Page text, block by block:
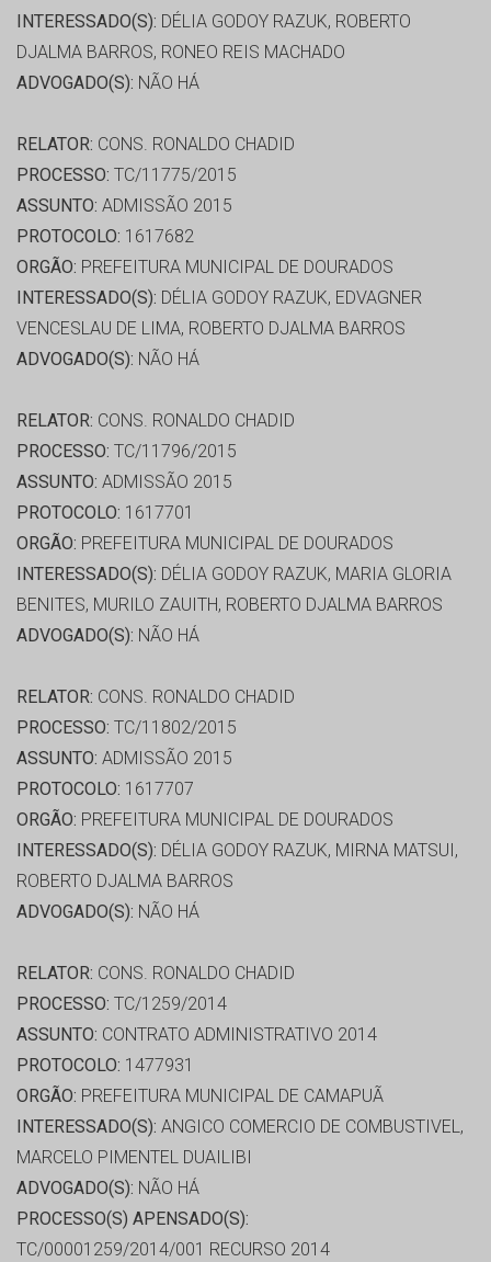
INTERESSADO(S): DÉLIA GODOY RAZUK, ROBERTO
DJALMA BARROS, RONEO REIS MACHADO
ADVOGADO(S): NÃO HÁ
RELATOR: CONS. RONALDO CHADID
PROCESSO: TC/11775/2015
ASSUNTO: ADMISSÃO 2015
PROTOCOLO: 1617682
ORGÃO: PREFEITURA MUNICIPAL DE DOURADOS
INTERESSADO(S): DÉLIA GODOY RAZUK, EDVAGNER
VENCESLAU DE LIMA, ROBERTO DJALMA BARROS
ADVOGADO(S): NÃO HÁ
RELATOR: CONS. RONALDO CHADID
PROCESSO: TC/11796/2015
ASSUNTO: ADMISSÃO 2015
PROTOCOLO: 1617701
ORGÃO: PREFEITURA MUNICIPAL DE DOURADOS
INTERESSADO(S): DÉLIA GODOY RAZUK, MARIA GLORIA
BENITES, MURILO ZAUITH, ROBERTO DJALMA BARROS
ADVOGADO(S): NÃO HÁ
RELATOR: CONS. RONALDO CHADID
PROCESSO: TC/11802/2015
ASSUNTO: ADMISSÃO 2015
PROTOCOLO: 1617707
ORGÃO: PREFEITURA MUNICIPAL DE DOURADOS
INTERESSADO(S): DÉLIA GODOY RAZUK, MIRNA MATSUI,
ROBERTO DJALMA BARROS
ADVOGADO(S): NÃO HÁ
RELATOR: CONS. RONALDO CHADID
PROCESSO: TC/1259/2014
ASSUNTO: CONTRATO ADMINISTRATIVO 2014
PROTOCOLO: 1477931
ORGÃO: PREFEITURA MUNICIPAL DE CAMAPUÃ
INTERESSADO(S): ANGICO COMERCIO DE COMBUSTIVEL,
MARCELO PIMENTEL DUAILIBI
ADVOGADO(S): NÃO HÁ
PROCESSO(S) APENSADO(S):
TC/00001259/2014/001 RECURSO 2014